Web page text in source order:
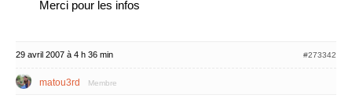
Merci pour les infos
29 avril 2007 à 4 h 36 min #273342
matou3rd Membre